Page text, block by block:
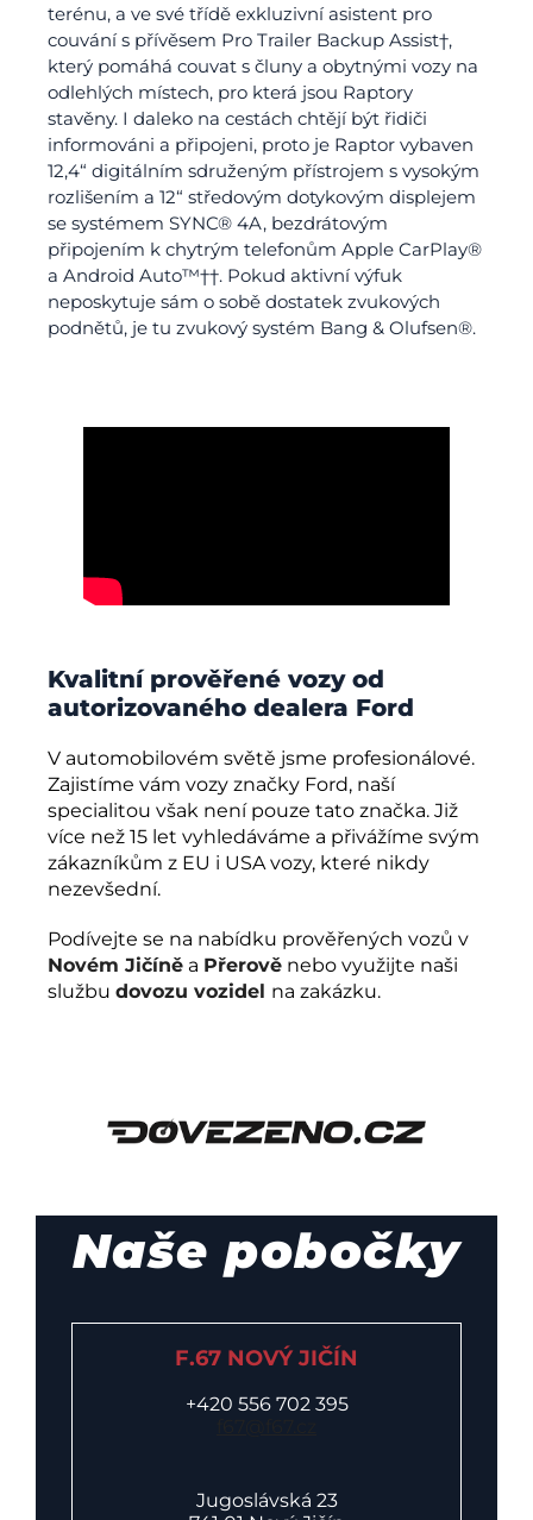
terénu, a ve své třídě exkluzivní asistent pro
couvání s přívěsem Pro Trailer Backup Assist†,
který pomáhá couvat s čluny a obytnými vozy na
odlehlých místech, pro která jsou Raptory
stavěny. I daleko na cestách chtějí být řidiči
informováni a připojeni, proto je Raptor vybaven
12,4“ digitálním sdruženým přístrojem s vysokým
rozlišením a 12“ středovým dotykovým displejem
se systémem SYNC® 4A, bezdrátovým
připojením k chytrým telefonům Apple CarPlay®
a Android Auto™††. Pokud aktivní výfuk
neposkytuje sám o sobě dostatek zvukových
podnětů, je tu zvukový systém Bang & Olufsen®.
Kvalitní prověřené vozy od
autorizovaného dealera Ford
V automobilovém světě jsme profesionálové.
Zajistíme vám vozy značky Ford, naší
specialitou však není pouze tato značka. Již
více než 15 let vyhledáváme a přivážíme svým
zákazníkům z EU i USA vozy, které nikdy
nezevšední.
Podívejte se na nabídku prověřených vozů v
Novém Jičíně a Přerově nebo využijte naši
službu dovozu vozidel na zakázku.
Naše pobočky
F.67 NOVÝ JIČÍN
+420 556 702 395
Jugoslávská 23